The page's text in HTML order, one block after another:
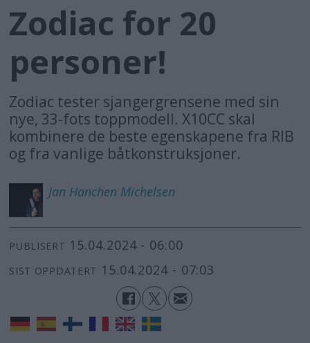
Zodiac for 20
personer!
Zodiac tester sjangergrensene med sin
nye, 33-fots toppmodell. X10CC skal
kombinere de beste egenskapene fra RIB
og fra vanlige båtkonstruksjoner.
Jan Hanchen Michelsen
PUBLISERT 15.04.2024 - 06:00
SIST OPPDATERT 15.04.2024 - 07:03